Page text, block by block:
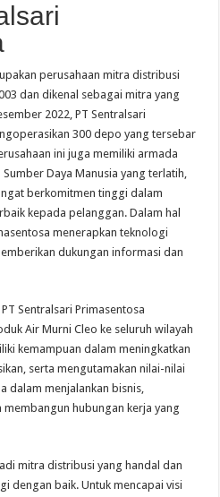
perusahaan mitra distribusi
dan dikenal sebagai mitra yang
2022, PT Sentralsari
300 depo yang tersebar
ini juga memiliki armada
Daya Manusia yang terlatih,
berkomitmen tinggi dalam
kepada pelanggan. Dalam hal
menerapkan teknologi
dukungan informasi dan
Sentralsari Primasentosa
Air Murni Cleo ke seluruh wilayah
kemampuan dalam meningkatkan
serta mengutamakan nilai-nilai
dalam menjalankan bisnis,
hubungan kerja yang
mitra distribusi yang handal dan
dengan baik. Untuk mencapai visi